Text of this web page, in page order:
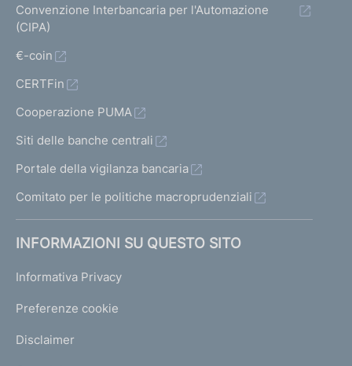
Convenzione Interbancaria per l'Automazione
(CIPA)
€-coin
CERTFin
Cooperazione PUMA
Siti delle banche centrali
Portale della vigilanza bancaria
Comitato per le politiche macroprudenziali
INFORMAZIONI SU QUESTO SITO
Informativa Privacy
Preferenze cookie
Disclaimer